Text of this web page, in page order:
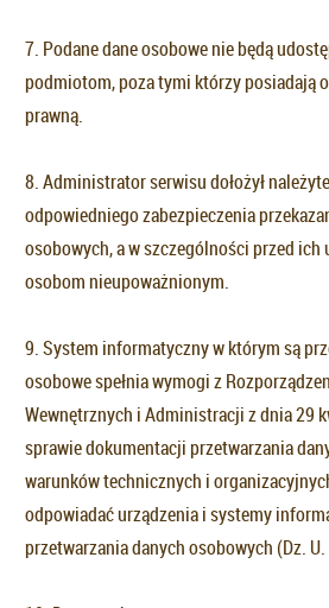
7. Podane dane osobowe nie będą
podmiotom, poza tymi którzy posiadają
prawną.
8. Administrator serwisu dołożył
odpowiedniego zabezpieczenia
osobowych, a w szczególności przed ich
osobom nieupoważnionym.
9. System informatyczny w którym są
osobowe spełnia wymogi z
Wewnętrznych i Administracji z dnia 29
sprawie dokumentacji przetwarzania
warunków technicznych i
odpowiadać urządzenia i systemy
przetwarzania danych osobowych (Dz.